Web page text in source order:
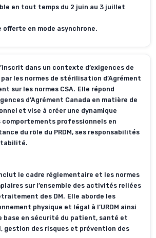
en tout temps du 2 juin au 3 juillet
offerte en mode asynchrone.
dans un contexte d’exigences de
les normes de stérilisation d’Agrément
sur les normes CSA. Elle répond
d’Agrément Canada en matière de
et vise à créer une dynamique
comportements professionnels en
du rôle du PRDM, ses responsabilités
le cadre réglementaire et les normes
sur l’ensemble des activités reliées
des DM. Elle aborde les
physique et légal à l’URDM ainsi
base en sécurité du patient, santé et
gestion des risques et prévention des